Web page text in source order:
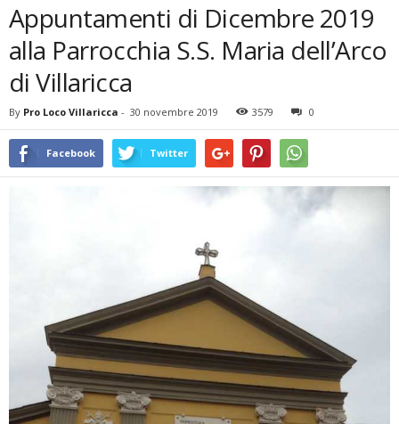
Appuntamenti di Dicembre 2019
alla Parrocchia S.S. Maria dell’Arco
di Villaricca
By Pro Loco Villaricca - 30 novembre 2019 3579 0
Facebook Twitter